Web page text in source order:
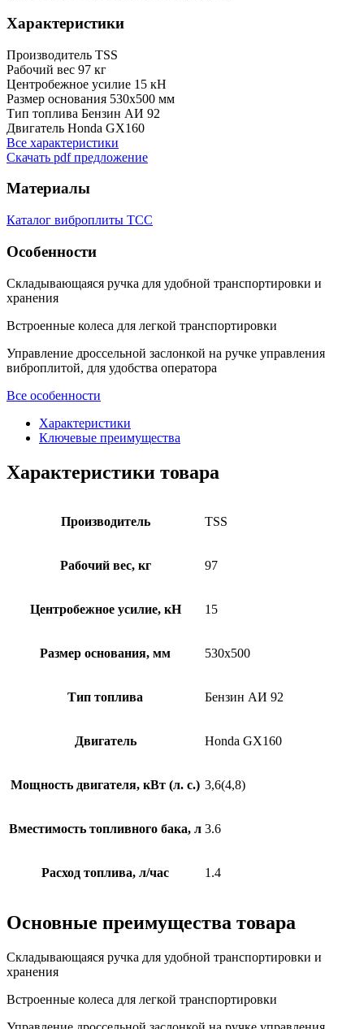
Характеристики
Производитель TSS
Рабочий вес 97 кг
Центробежное усилие 15 кН
Размер основания 530х500 мм
Тип топлива Бензин АИ 92
Двигатель Honda GX160
Все характеристики
Скачать pdf предложение
Материалы
Каталог виброплиты ТСС
Особенности
Складывающаяся ручка для удобной транспортировки и
хранения
Встроенные колеса для легкой транспортировки
Управление дроссельной заслонкой на ручке управления
виброплитой, для удобства оператора
Все особенности
Характеристики
Ключевые преимущества
Характеристики товара
Производитель TSS
Рабочий вес, кг 97
Центробежное усилие, кН 15
Размер основания, мм 530х500
Тип топлива Бензин АИ 92
Двигатель Honda GX160
Мощность двигателя, кВт (л. с.) 3,6(4,8)
Вместимость топливного бака, л 3.6
Расход топлива, л/час 1.4
Основные преимущества товара
Складывающаяся ручка для удобной транспортировки и
хранения
Встроенные колеса для легкой транспортировки